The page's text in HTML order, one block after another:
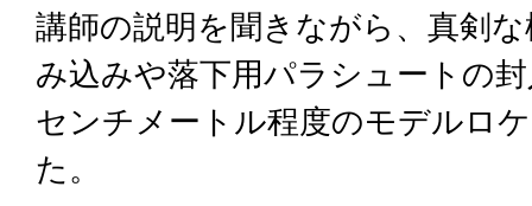
講師の説明を聞きながら、真剣
み込みや落下用パラシュートの
センチメートル程度のモデルロ
た。